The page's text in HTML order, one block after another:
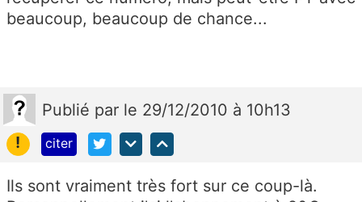
beaucoup, beaucoup de chance...
Publié par le 29/12/2010 à 10h13
!
citer
Ils sont vraiment très fort sur ce coup-là.